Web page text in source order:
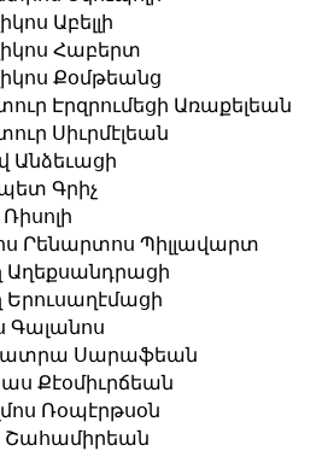
Աբելլի
Հաբերտ
Քօմթեանց
Էրզրումեցի Առաքելեան
Սիւրմէլեան
Անձեւացի
Գրիչ
Ռիսոլի
Րենարտոս Պիլլավարտ
Աղեքսանդրացի
Երուսաղէմացի
Գալանոս
Սարաֆեան
Քէօմիւրճեան
Ռօպէրթսօն
Շահամիրեան